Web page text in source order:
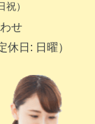
）
せ
日: 日曜）